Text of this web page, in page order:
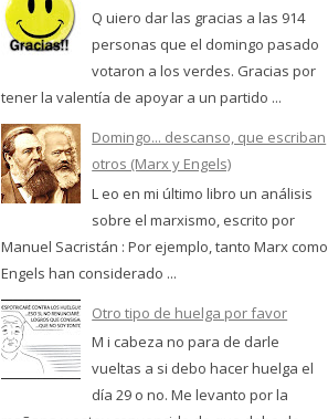
Q uiero dar las gracias a las 914
personas que el domingo pasado
votaron a los verdes. Gracias por
tener la valentía de apoyar a un partido ...
Domingo... descanso, que escriban
otros (Marx y Engels)
L eo en mi último libro un análisis
sobre el marxismo, escrito por
Manuel Sacristán : Por ejemplo, tanto Marx como
Engels han considerado ...
Otro tipo de huelga por favor
M i cabeza no para de darle
vueltas a si debo hacer huelga el
día 29 o no. Me levanto por la